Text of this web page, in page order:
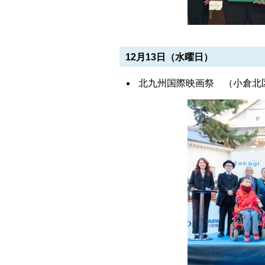
12月13日（水曜日）
北九州国際映画祭 （小倉北